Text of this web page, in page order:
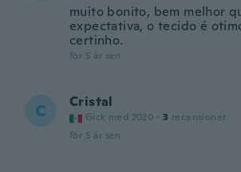
muito bonito, bem melhor
expectativa, o tecido é
certinho.
för 5 år sen
C Cristal
Gick med 2020 · 3 recensioner
för 5 år sen